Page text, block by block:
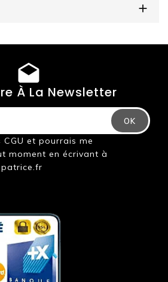

À La Newsletter
CGU et pourrais me
moment en écrivant à